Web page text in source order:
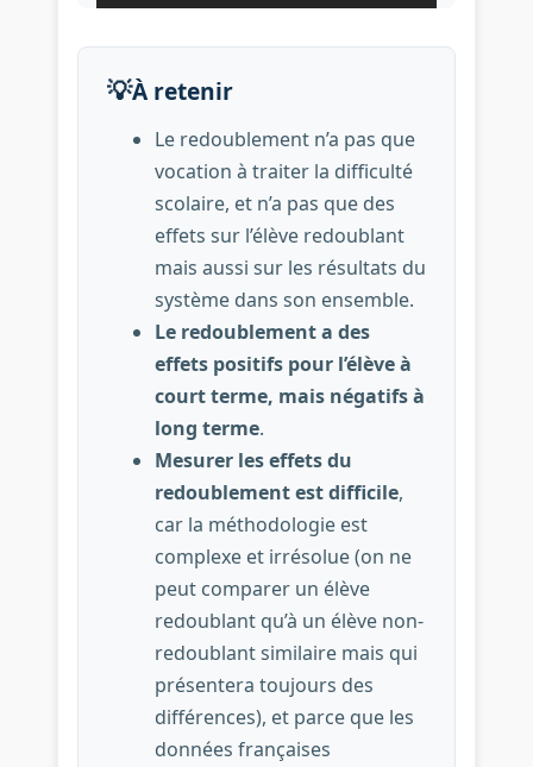
💡À retenir
Le redoublement n’a pas que
vocation à traiter la difficulté
scolaire, et n’a pas que des
effets sur l’élève redoublant
mais aussi sur les résultats du
système dans son ensemble.
Le redoublement a des
effets positifs pour l’élève à
court terme, mais négatifs à
long terme.
Mesurer les effets du
redoublement est difficile,
car la méthodologie est
complexe et irrésolue (on ne
peut comparer un élève
redoublant qu’à un élève non-
redoublant similaire mais qui
présentera toujours des
différences), et parce que les
données françaises